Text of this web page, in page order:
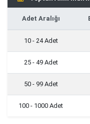
Adet Aralığı
10 - 24 Adet
25 - 49 Adet
50 - 99 Adet
100 - 1000 Adet